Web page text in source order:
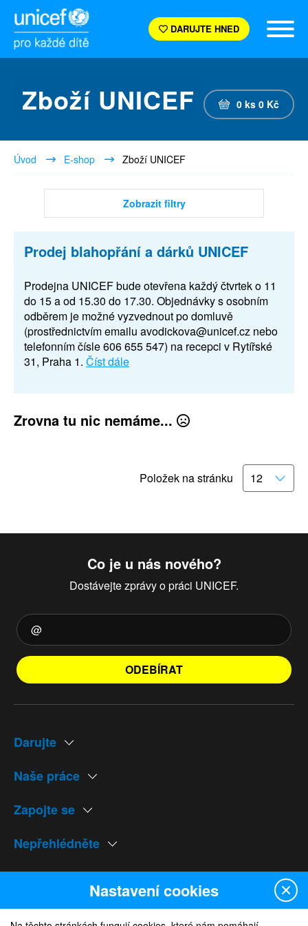
DARUJTE HNED
Zboží UNICEF 0 ks 0 Kč
Úvod E-shop Zboží UNICEF
Zobrazit filtry
Prodej blahopřání a dárků UNICEF
Prodejna UNICEF bude otevřena každý čtvrtek o 11
do 15 a od 15.30 do 17.30. Objednávky s osobním
odběrem je možné vyzvednout po domluvě
(prostřednictvím emailu avodickova@unicef.cz nebo
telefonním čísle 606 655 547) na recepci v Rytířské
31, Praha 1. Číst dále
Zrovna tu nic nemáme...
Položek na stránku
Co je u nás nového?
Dostávejte zprávy o práci UNICEF.
ODEBÍRAT
Darujte
Naše práce
Zapojte se
Nepřehlédněte
Naše weby
Nastavení cookies